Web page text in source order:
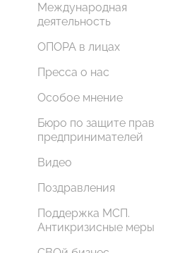
Международная
деятельность
ОПОРА в лицах
Пресса о нас
Особое мнение
Бюро по защите прав
предпринимателей
Видео
Поздравления
Поддержка МСП.
Антикризисные меры